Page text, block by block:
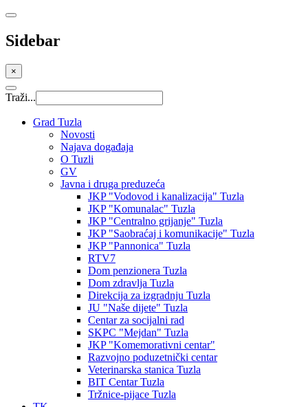
Sidebar
×
Traži...
Grad Tuzla
Novosti
Najava događaja
O Tuzli
GV
Javna i druga preduzeća
JKP "Vodovod i kanalizacija" Tuzla
JKP "Komunalac" Tuzla
JKP "Centralno grijanje" Tuzla
JKP "Saobraćaj i komunikacije" Tuzla
JKP "Pannonica" Tuzla
RTV7
Dom penzionera Tuzla
Dom zdravlja Tuzla
Direkcija za izgradnju Tuzla
JU "Naše dijete" Tuzla
Centar za socijalni rad
SKPC "Mejdan" Tuzla
JKP "Komemorativni centar"
Razvojno poduzetnički centar
Veterinarska stanica Tuzla
BIT Centar Tuzla
Tržnice-pijace Tuzla